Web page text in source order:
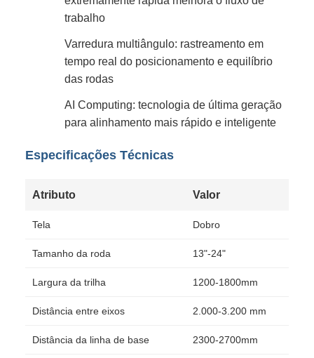
trabalho
Varredura multiângulo: rastreamento em
tempo real do posicionamento e equilíbrio
das rodas
AI Computing: tecnologia de última geração
para alinhamento mais rápido e inteligente
Especificações Técnicas
Atributo Valor
Tela Dobro
Tamanho da roda 13"-24"
Largura da trilha 1200-1800mm
Distância entre eixos 2.000-3.200 mm
Distância da linha de base 2300-2700mm